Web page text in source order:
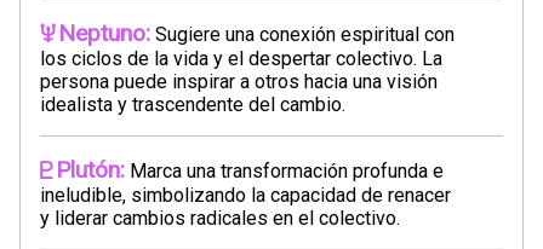
Neptuno: Sugiere una conexión espiritual con
los ciclos de la vida y el despertar colectivo. La
persona puede inspirar a otros hacia una visión
idealista y trascendente del cambio.
Plutón: Marca una transformación profunda e
ineludible, simbolizando la capacidad de renacer
y liderar cambios radicales en el colectivo.